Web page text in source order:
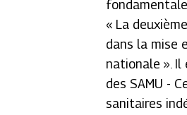
« La
dans la mise
nationale ». Il
des SAMU -
sanitaires